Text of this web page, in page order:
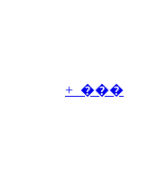
+ ���